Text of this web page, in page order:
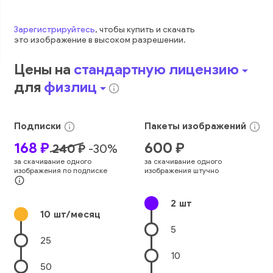
Зарегистрируйтесь, чтобы купить и скачать
это изображениев высоком разрешении.
Цены на стандартную лицензиюarrow_drop_down
для физлицarrow_drop_downinfo_outline
Подписки info_outline
168 ₽ 240₽ -30%
за скачивание одного
изображения по подписке
info_outline
10 шт/месяц
25
50
Пакеты изображений info_outline
600 ₽
за скачивание одного
изображения штучно
2 шт
5
10